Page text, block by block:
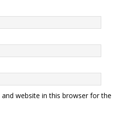
website in this browser for the